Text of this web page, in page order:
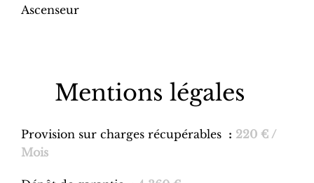
Ascenseur
Mentions légales
Provision sur charges récupérables
220 € /
Mois